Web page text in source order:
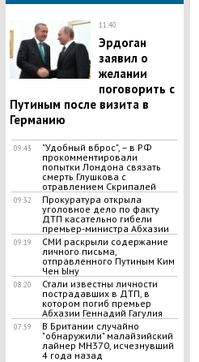
11:40
Эрдоган
заявил о
желании
поговорить с
Путиным после визита в
Германию
09:43
"Удобный вброс", – в РФ
прокомментировали
попытки Лондона связать
смерть Глушкова с
отравлением Скрипалей
09:32
Прокуратура открыла
уголовное дело по факту
ДТП касательно гибели
премьер-министра Абхазии
09:19
СМИ раскрыли содержание
личного письма,
отправленного Путиным Ким
Чен Ыну
08:20
Стали известны личности
пострадавших в ДТП, в
котором погиб премьер
Абхазии Геннадий Гагулия
07:59
В Британии случайно
"обнаружили" малайзийский
лайнер МН370, исчезнувший
4 года назад